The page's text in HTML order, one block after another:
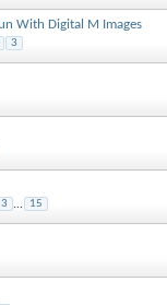
With Digital M Images
3
3 ... 15